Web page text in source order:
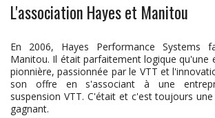
L'association Hayes et Manitou
En 2006, Hayes Performance Systems
Manitou. Il était parfaitement logique qu'une
pionnière, passionnée par le VTT et
son offre en s'associant à une
suspension VTT. C'était et c'est toujours
gagnant.